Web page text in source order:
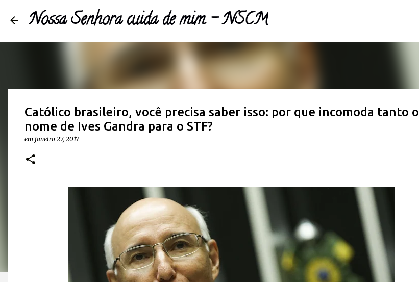
Nossa Senhora cuida de mim - NSCM
Católico brasileiro, você precisa saber isso: por que incomoda tanto o
nome de Ives Gandra para o STF?
em janeiro 27, 2017